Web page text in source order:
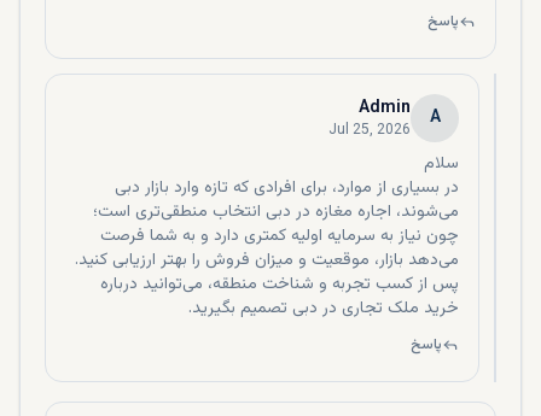
نرخ جرم و جنایت پایین می‌باشد.
امنیت دبی به شدت بالا است.
سیستم حمل و نقل بسیار کارآمدی دارد.
بعد از خرید ملک اجازه افتتاح حساب خواهید داشت.
به تمام خطوط هواپیمایی کشورهای مختلف متصل می‌باشد.
دبی دارای مدارس و دانشگاه‌های سطح بین‌المللی است.
امکان اخذ اقامت امارات با خرید آپارتمان در دبی وجود دارد.
شهری مدرن می‌باشد.
سیاست‌های تجاری مناسبی دارد.
سطح مراکز درمانی بسیار بالا و چشم‌گیر می‌باشد.
رشد اقتصادی رو به بالایی دارد.
کسب اقامت برای همسر و فرزندان تا 18 سال مالک یکی دیگر از
مزیت‌های خرید آپارتمان در دبی است.
آخرین ویژگی که مورد توجه سرمایه‌گذاران ایرانی قرار گرفته است
نزدیکی دبی به ایران می‌باشد.
پاسخ
A
Admin
Jul 25, 2026
در بسیاری از موارد، برای افرادی که تازه وارد بازار دبی
می‌شوند، اجاره مغازه در دبی انتخاب منطقی‌تری است؛
چون نیاز به سرمایه اولیه کمتری دارد و به شما فرصت
می‌دهد بازار، موقعیت و میزان فروش را بهتر ارزیابی کنید.
پس از کسب تجربه و شناخت منطقه، می‌توانید درباره
خرید ملک تجاری در دبی تصمیم بگیرید.
پاسخ